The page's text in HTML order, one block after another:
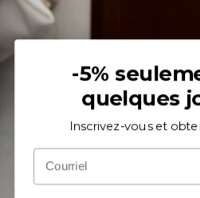
-5%
quelques
Inscrivez-vous et